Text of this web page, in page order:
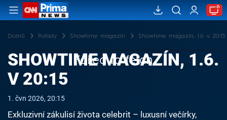
Domů Pořady Showtime magazín Showtime magazín, 1.6. v 20:15
Failed to fetch
SHOWTIME MAGAZÍN, 1.6.
V 20:15
1. čvn 2026, 20:15
Exkluzivní zákulisí života celebrit – luxusní večírky,